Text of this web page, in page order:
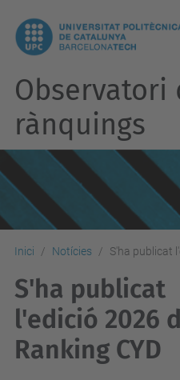
Observatori
rànquings
Inici Notícies S'ha publicat
S'ha publicat
l'edició 2026
Ranking CYD